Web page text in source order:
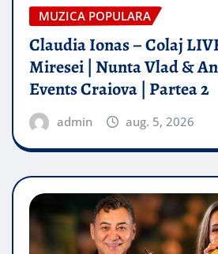
MUZICA POPULARA
Claudia Ionas – Colaj
Miresei | Nunta Vlad &
Events Craiova | Partea 2
admin aug. 5, 2026